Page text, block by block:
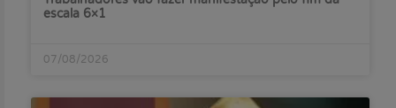
escala 6×1
07/08/2026